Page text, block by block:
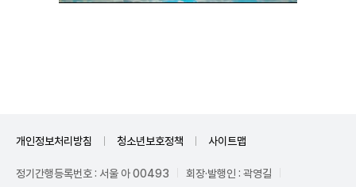
개인정보처리방침 청소년보호정책 사이트맵
정기간행등록번호 : 서울 아 00493
회장·발행인 : 곽영길